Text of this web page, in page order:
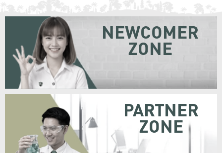
NEWCOMER
ZONE
PARTNER
ZONE